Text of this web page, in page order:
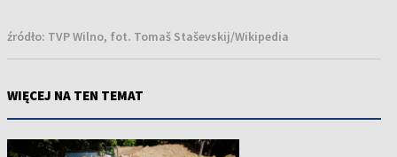
źródło: TVP Wilno, fot. Tomaš Staševskij/Wikipedia
WIĘCEJ NA TEN TEMAT